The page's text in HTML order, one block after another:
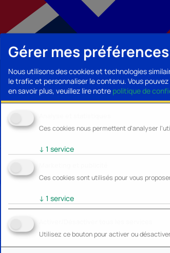
Gérer mes préférences
Nous utilisons des cookies et technologies
le trafic et personnaliser le contenu. Vous
en savoir plus, veuillez lire notre politique de
Ces cookies nous permettent d'analyser
↓ 1 service
Ces cookies sont utilisés pour vous
↓ 1 service
Utilisez ce bouton pour activer ou
NOUVEAU - Heroes Inc.
Plastoy StorLyoEnescoCerdaMighty Jaxx
Mémoire Accessoires PC